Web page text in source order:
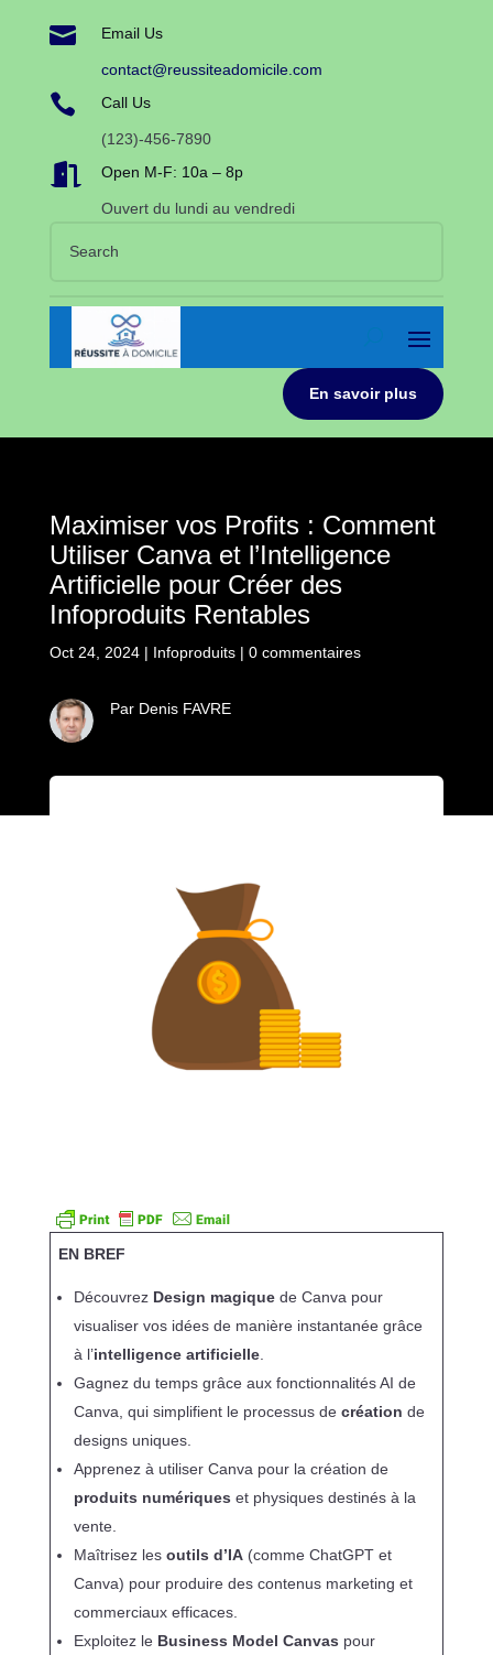
 Email Us
contact@reussiteadomicile.com
 Call Us
(123)-456-7890
 Open M-F: 10a – 8p
Ouvert du lundi au vendredi
En savoir plus
Maximiser vos Profits : Comment
Utiliser Canva et l’Intelligence
Artificielle pour Créer des
Infoproduits Rentables
Oct 24, 2024| Infoproduits| 0 commentaires
Par Denis FAVRE
EN BREF
Découvrez Design magiquede Canva pour
visualiser vos idées de manière instantanée grâce
à l’intelligence artificielle.
Gagnez du temps grâce aux fonctionnalités AI de
Canva, qui simplifient le processus de création de
designs uniques.
Apprenez à utiliser Canva pour la création de
produits numériques et physiques destinés à la
vente.
Maîtrisez les outils d’IA(comme ChatGPT et
Canva) pour produire des contenus marketing et
commerciaux efficaces.
Exploitez le Business Model Canvas pour